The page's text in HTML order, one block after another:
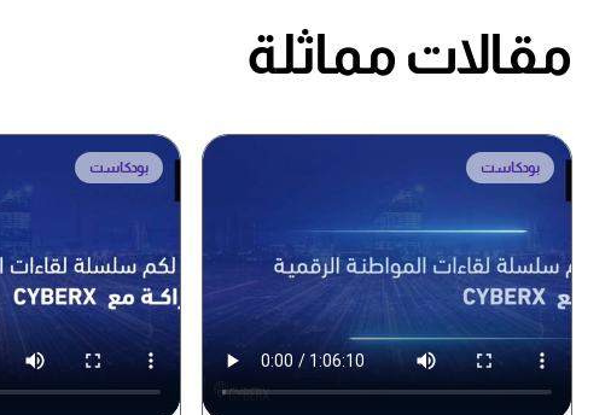
مقالات مماثلة
بودكاست بودكاست